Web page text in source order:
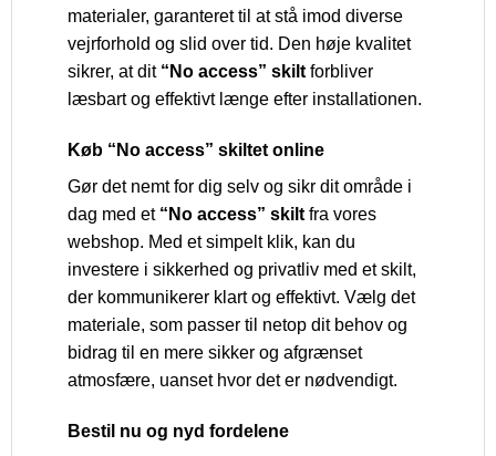
materialer, garanteret til at stå imod diverse
vejrforhold og slid over tid. Den høje kvalitet
sikrer, at dit “No access” skilt forbliver
læsbart og effektivt længe efter installationen.
Køb “No access” skiltet online
Gør det nemt for dig selv og sikr dit område i
dag med et “No access” skilt fra vores
webshop. Med et simpelt klik, kan du
investere i sikkerhed og privatliv med et skilt,
der kommunikerer klart og effektivt. Vælg det
materiale, som passer til netop dit behov og
bidrag til en mere sikker og afgrænset
atmosfære, uanset hvor det er nødvendigt.
Bestil nu og nyd fordelene